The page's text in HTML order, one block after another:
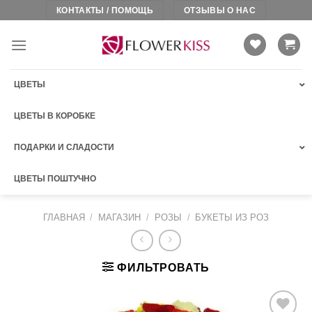
content
КОНТАКТЫ / ПОМОЩЬ ОТЗЫВЫ О НАС
ЦВЕТЫ
ЦВЕТЫ В КОРОБКЕ
ПОДАРКИ И СЛАДОСТИ
ЦВЕТЫ ПОШТУЧНО
ГЛАВНАЯ / МАГАЗИН / РОЗЫ / БУКЕТЫ ИЗ РОЗ
ФИЛЬТРОВАТЬ